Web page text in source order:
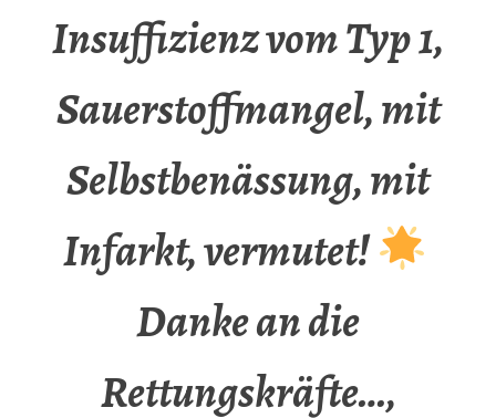
Insuffizienz vom Typ 1,
Sauerstoffmangel, mit
Selbstbenässung, mit
Infarkt, vermutet!
Danke an die
Rettungskräfte…,